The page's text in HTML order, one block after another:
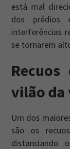
está mal
dos prédios
interferências
se tornarem
vilão
Um dos
são os
distanciando